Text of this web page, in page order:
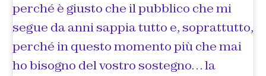
perché è giusto che il pubblico che mi
segue da anni sappia tutto e, soprattutto,
perché in questo momento più che mai
ho bisogno del vostro sostegno… la